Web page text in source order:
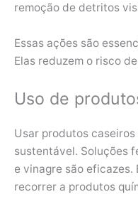
remoção de detritos
Essas ações são
Elas reduzem o risco
Uso de
Usar produtos
sustentável. Soluções
e vinagre são eficazes.
recorrer a produtos